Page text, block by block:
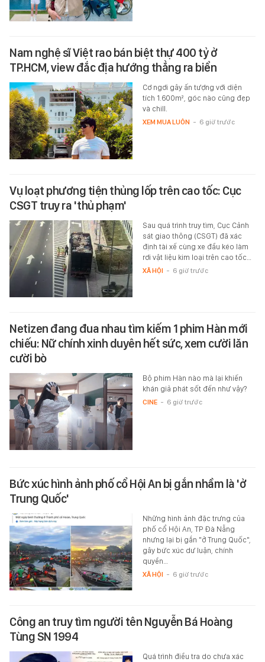
Nam nghệ sĩ Việt rao bán biệt thự 400 tỷ ở
TP.HCM, view đắc địa hướng thẳng ra biển
Cơ ngơi gây ấn tượng với diện
tích 1.600m², góc nào cũng đẹp
và chill.
XEM MUA LUÔN - 6 giờ trước
Vụ loạt phương tiện thủng lốp trên cao tốc: Cục
CSGT truy ra 'thủ phạm'
Sau quá trình truy tìm, Cục Cảnh
sát giao thông (CSGT) đã xác
định tài xế cùng xe đầu kéo làm
rơi vật liệu kim loại trên cao tốc…
XÃ HỘI - 6 giờ trước
Netizen đang đua nhau tìm kiếm 1 phim Hàn mới
chiếu: Nữ chính xinh duyên hết sức, xem cười lăn
cười bò
Bộ phim Hàn nào mà lại khiến
khán giả phát sốt đến như vậy?
CINE - 6 giờ trước
Bức xúc hình ảnh phố cổ Hội An bị gắn nhầm là 'ở
Trung Quốc'
Những hình ảnh đặc trưng của
phố cổ Hội An, TP Đà Nẵng
nhưng lại bị gắn "ở Trung Quốc",
gây bức xúc dư luận, chính
quyền…
XÃ HỘI - 6 giờ trước
Công an truy tìm người tên Nguyễn Bá Hoàng
Tùng SN 1994
Quá trình điều tra do chưa xác